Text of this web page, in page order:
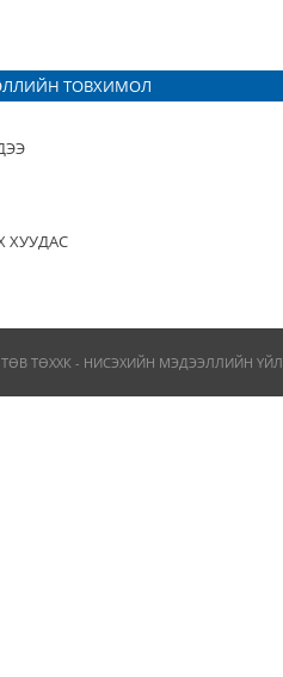
ТОВХИМОЛ
ХУУДАС
ТӨХХК - НИСЭХИЙН МЭДЭЭЛЛИЙН